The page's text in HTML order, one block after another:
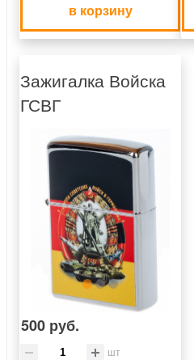
в корзину
Зажигалка Войска
ГСВГ
500 руб.
шт